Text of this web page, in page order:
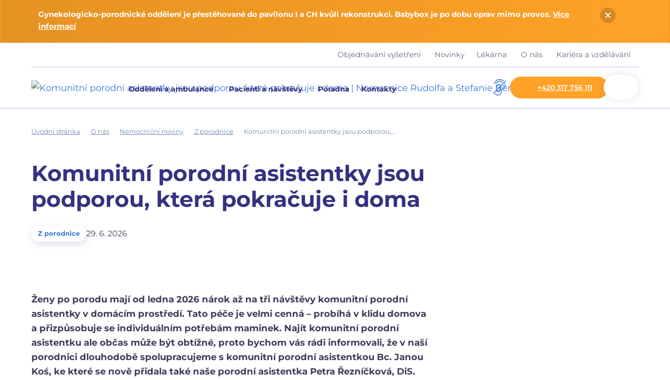
Gynekologicko-porodnické oddělení je přestěhované do pavilonu I a CH kvůli rekonstrukci. Babybox je po dobu oprav mimo provoz. Více
informací
Objednávání vyšetření Novinky Lékárna O nás Kariéra a vzdělávání
Oddělení a ambulance Pacienti a návštěvy Poradna Kontakty +420 317 756 111
Úvodní stránka O nás Nemocniční noviny Z porodnice Komunitní porodní asistentky jsou podporou,…
Komunitní porodní asistentky jsou
podporou, která pokračuje i doma
Z porodnice 29. 6. 2026
Ženy po porodu mají od ledna 2026 nárok až na tři návštěvy komunitní porodní
asistentky v domácím prostředí. Tato péče je velmi cenná – probíhá v klidu domova
a přizpůsobuje se individuálním potřebám maminek. Najít komunitní porodní
asistentku ale občas může být obtížné, proto bychom vás rádi informovali, že v naší
porodnici dlouhodobě spolupracujeme s komunitní porodní asistentkou Bc. Janou
Koś, ke které se nově přidala také naše porodní asistentka Petra Řezníčková, DiS.